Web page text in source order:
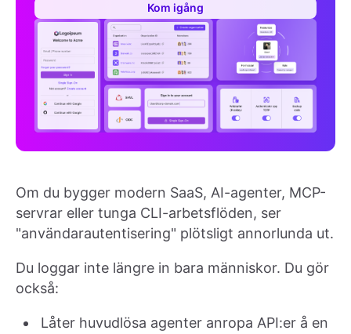
Kom igång
Om du bygger modern SaaS, AI-agenter, MCP-
servrar eller tunga CLI-arbetsflöden, ser
"användarautentisering" plötsligt annorlunda ut.
Du loggar inte längre in bara människor. Du gör
också:
Låter huvudlösa agenter anropa API:er å en